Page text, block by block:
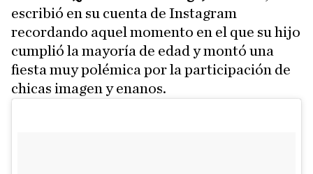
escribió en su cuenta de Instagram
recordando aquel momento en el que su hijo
cumplió la mayoría de edad y montó una
fiesta muy polémica por la participación de
chicas imagen y enanos.